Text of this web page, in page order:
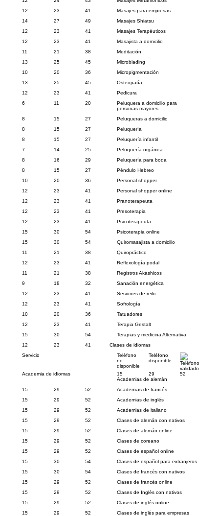
12
23 41
Masajes para empresas
14
27 49
Masajes Shiatsu
12
23 41
Masajes Terapéuticos
12
23 41
Masajista a domicilio
11
21 38
Meditación
13
25 45
Microblading
10
20 36
Micropigmentación
13
25 45
Osteopatía
12
23 41
Pedicura
6
11 20
Peluquera a domicilio para
personas mayores
8
15 27
Peluqueras a domicilio
8
15 27
Peluquería
8
15 27
Peluquería infantil
7
14 25
Peluquería orgánica
8
16 29
Peluquería para boda
8
15 27
Péndulo Hebreo
10
20 36
Personal shopper
12
23 41
Personal shopper online
12
23 41
Pranoterapeuta
12
23 41
Presoterapia
12
23 41
Psicoterapeuta
15
30 54
Psicoterapia online
15
30 54
Quiromasajista a domicilio
11
21 38
Quiropráctico
12
23 41
Reflexología podal
11
21 38
Registros Akáshicos
9
18 32
Sanación energética
12
23 41
Sesiones de reiki
12
23 41
Sofrología
10
20 36
Tatuadores
12
23 41
Terapia Gestalt
15
30 54
Terapias y medicina Alternativa
12
23 41
Clases de idiomas
Servicio
Teléfono
no
disponible
Teléfono
disponible
Teléfono
validado
Academia de idiomas
15 29
52
Academias de alemán
15
29 52
Academias de francés
15
29 52
Academias de inglés
15
29 52
Academias de italiano
15
29 52
Clases de alemán con nativos
15
29 52
Clases de alemán online
15
29 52
Clases de coreano
15
29 52
Clases de español online
15
30 54
Clases de español para extranjeros
15
30 54
Clases de francés con nativos
15
29 52
Clases de francés online
15
29 52
Clases de Inglés con nativos
15
29 52
Clases de inglés online
15
29 52
Clases de inglés para empresas